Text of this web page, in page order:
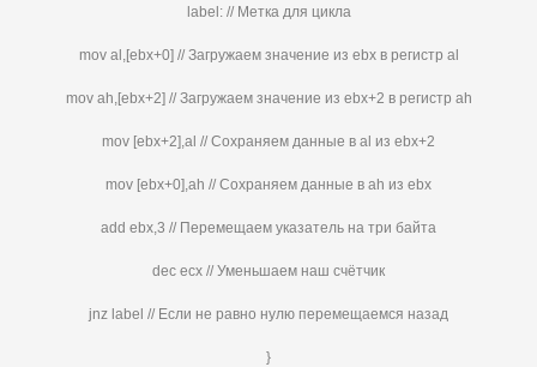
label: // Метка для цикла
mov al,[ebx+0] // Загружаем значение из ebx в регистр al
mov ah,[ebx+2] // Загружаем значение из ebx+2 в регистр ah
mov [ebx+2],al // Сохраняем данные в al из ebx+2
mov [ebx+0],ah // Сохраняем данные в ah из ebx
add ebx,3 // Перемещаем указатель на три байта
dec ecx // Уменьшаем наш счётчик
jnz label // Если не равно нулю перемещаемся назад
}